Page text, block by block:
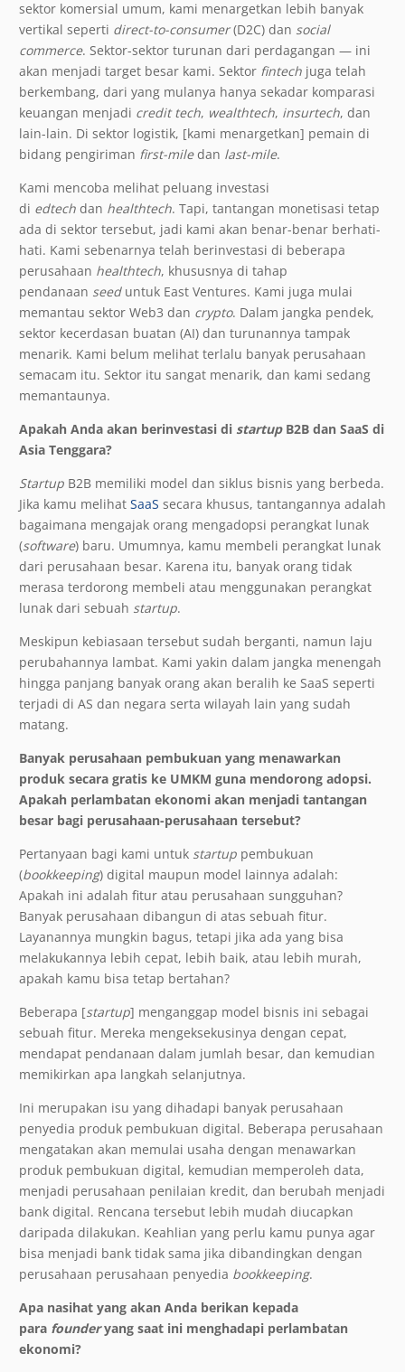
sektor komersial umum, kami menargetkan lebih banyak
vertikal seperti direct-to-consumer(D2C) dan social
commerce. Sektor-sektor turunan dari perdagangan — ini
akan menjadi target besar kami. Sektor fintech juga telah
berkembang, dari yang mulanya hanya sekadar komparasi
keuangan menjadi credit tech, wealthtech, insurtech, dan
lain-lain. Di sektor logistik, [kami menargetkan] pemain di
bidang pengiriman first-miledan last-mile.
Kami mencoba melihat peluang investasi
di edtech dan healthtech. Tapi, tantangan monetisasi tetap
ada di sektor tersebut, jadi kami akan benar-benar berhati-
hati. Kami sebenarnya telah berinvestasi di beberapa
perusahaan healthtech, khususnya di tahap
pendanaan seed untuk East Ventures. Kami juga mulai
memantau sektor Web3 dan crypto. Dalam jangka pendek,
sektor kecerdasan buatan (AI) dan turunannya tampak
menarik. Kami belum melihat terlalu banyak perusahaan
semacam itu. Sektor itu sangat menarik, dan kami sedang
memantaunya.
Apakah Anda akan berinvestasi di startup B2B dan SaaS di
Asia Tenggara?
Startup B2B memiliki model dan siklus bisnis yang berbeda.
Jika kamu melihat SaaS secara khusus, tantangannya adalah
bagaimana mengajak orang mengadopsi perangkat lunak
(software) baru. Umumnya, kamu membeli perangkat lunak
dari perusahaan besar. Karena itu, banyak orang tidak
merasa terdorong membeli atau menggunakan perangkat
lunak dari sebuah startup.
Meskipun kebiasaan tersebut sudah berganti, namun laju
perubahannya lambat. Kami yakin dalam jangka menengah
hingga panjang banyak orang akan beralih ke SaaS seperti
terjadi di AS dan negara serta wilayah lain yang sudah
matang.
Banyak perusahaan pembukuan yang menawarkan
produk secara gratis ke UMKM guna mendorong adopsi.
Apakah perlambatan ekonomi akan menjadi tantangan
besar bagi perusahaan-perusahaan tersebut?
Pertanyaan bagi kami untuk startup pembukuan
(bookkeeping) digital maupun model lainnya adalah:
Apakah ini adalah fitur atau perusahaan sungguhan?
Banyak perusahaan dibangun di atas sebuah fitur.
Layanannya mungkin bagus, tetapi jika ada yang bisa
melakukannya lebih cepat, lebih baik, atau lebih murah,
apakah kamu bisa tetap bertahan?
Beberapa [startup] menganggap model bisnis ini sebagai
sebuah fitur. Mereka mengeksekusinya dengan cepat,
mendapat pendanaan dalam jumlah besar, dan kemudian
memikirkan apa langkah selanjutnya.
Ini merupakan isu yang dihadapi banyak perusahaan
penyedia produk pembukuan digital. Beberapa perusahaan
mengatakan akan memulai usaha dengan menawarkan
produk pembukuan digital, kemudian memperoleh data,
menjadi perusahaan penilaian kredit, dan berubah menjadi
bank digital. Rencana tersebut lebih mudah diucapkan
daripada dilakukan. Keahlian yang perlu kamu punya agar
bisa menjadi bank tidak sama jika dibandingkan dengan
perusahaan perusahaan penyedia bookkeeping.
Apa nasihat yang akan Anda berikan kepada
para founderyang saat ini menghadapi perlambatan
ekonomi?